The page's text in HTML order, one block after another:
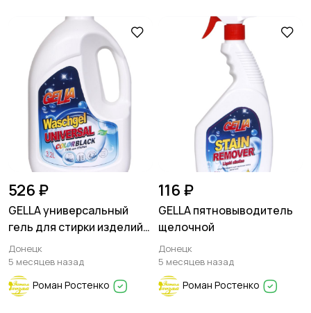
526 ₽
GELLA универсальный
гель для стирки изделий
из черных и темных
тканей
Донецк
5 месяцев назад
Роман Ростенко
116 ₽
GELLA пятновыводитель
щелочной
Донецк
5 месяцев назад
Роман Ростенко